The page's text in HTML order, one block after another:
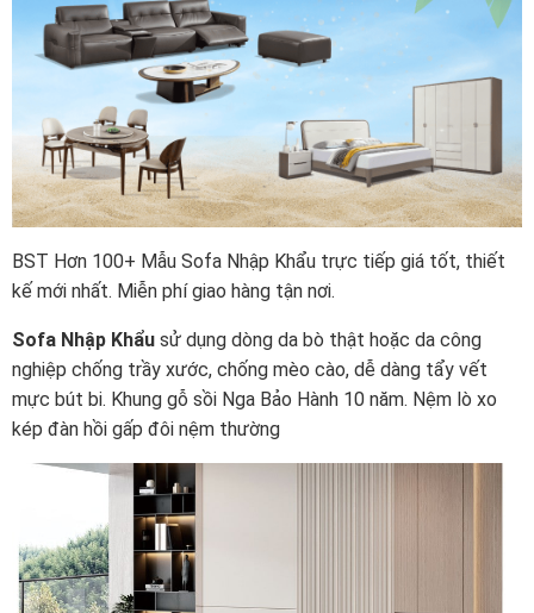
BST Hơn 100+ Mẫu Sofa Nhập Khẩu trực tiếp giá tốt, thiết
kế mới nhất. Miễn phí giao hàng tận nơi.
Sofa Nhập Khẩu sử dụng dòng da bò thật hoặc da công
nghiệp chống trầy xước, chống mèo cào, dễ dàng tẩy vết
mực bút bi. Khung gỗ sồi Nga Bảo Hành 10 năm. Nệm lò xo
kép đàn hồi gấp đôi nệm thường